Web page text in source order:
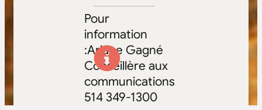
Pour
information
:Ariane Gagné
Conseillère aux
communications
514 349-1300